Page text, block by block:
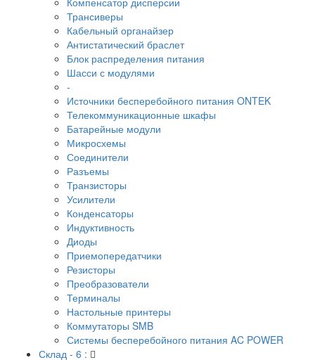
Трансиверы
Кабельный органайзер
Антистатический браслет
Блок распределения питания
Шасси с модулями
-
Источники бесперебойного питания ONTEK
Телекоммуникационные шкафы
Батарейные модули
Микросхемы
Соединители
Разъемы
Транзисторы
Усилители
Конденсаторы
Индуктивность
Диоды
Приемопередатчики
Резисторы
Преобразователи
Терминалы
Настольные принтеры
Коммутаторы SMB
Системы бесперебойного питания AC POWER
Склад - 6 :